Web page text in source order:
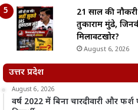
21 साल की
तुकाराम मुंढे,
मिलावटखोर?
August 6, 2026
उत्तर प्रदेश
August 6, 2026
वर्ष 2022 में बिना चारदीवारी और